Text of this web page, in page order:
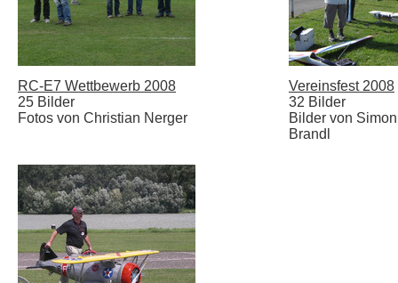
RC-E7 Wettbewerb 2008
25 Bilder
Fotos von Christian Nerger
Vereinsfest 2008
32 Bilder
Bilder von
Brandl